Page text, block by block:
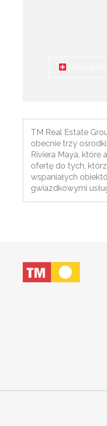
TM Real Estate
obecnie trzy
Riviera Maya, które
ofertę do tych,
wspaniałych
gwiazdkowymi